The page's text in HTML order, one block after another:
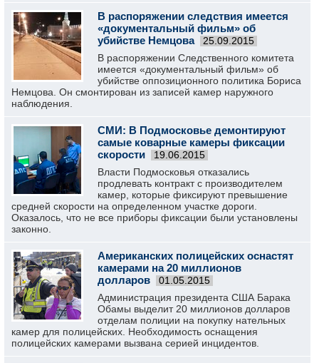
В распоряжении следствия имеется
«документальный фильм» об
убийстве Немцова
25.09.2015
В распоряжении Следственного комитета
имеется «документальный фильм» об
убийстве оппозиционного политика Бориса
Немцова. Он смонтирован из записей камер наружного
наблюдения.
СМИ: В Подмосковье демонтируют
самые коварные камеры фиксации
скорости
19.06.2015
Власти Подмосковья отказались
продлевать контракт с производителем
камер, которые фиксируют превышение
средней скорости на определенном участке дороги.
Оказалось, что не все приборы фиксации были установлены
законно.
Американских полицейских оснастят
камерами на 20 миллионов
долларов
01.05.2015
Администрация президента США Барака
Обамы выделит 20 миллионов долларов
отделам полиции на покупку нательных
камер для полицейских. Необходимость оснащения
полицейских камерами вызвана серией инцидентов.